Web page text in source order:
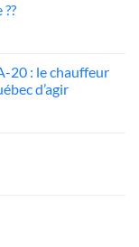
20 : le chauffeur
d’agir